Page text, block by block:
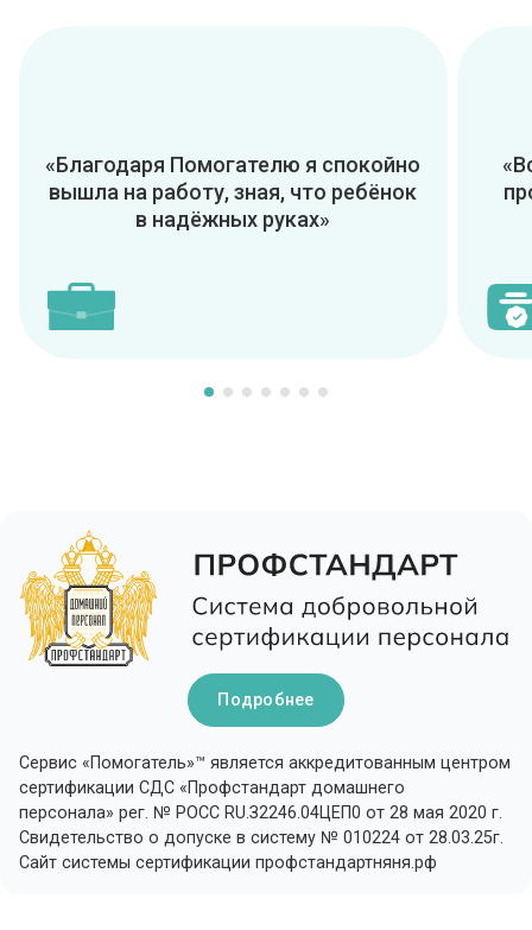
«Благодаря Помогателю я спокойно
вышла на работу, зная, что ребёнок
в надёжных руках»
Подробнее
Сервис «Помогатель»™ является аккредитованным центром
сертификации СДС «Профстандарт домашнего
персонала» рег. № РОСС RU.З2246.04ЦЕП0 от 28 мая 2020 г.
Свидетельство о допуске в систему № 010224 от 28.03.25г.
Сайт системы сертификации профстандартняня.рф